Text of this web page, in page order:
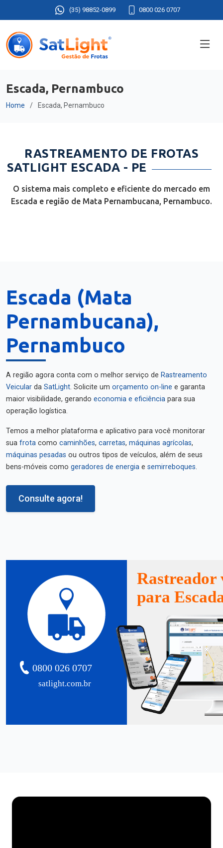
(35) 98852-0899 0800 026 0707
Escada, Pernambuco
Home Escada, Pernambuco
RASTREAMENTO DE FROTAS
SATLIGHT ESCADA - PE
O sistema mais completo e eficiente do mercado em
Escada e região de Mata Pernambucana, Pernambuco.
Escada (Mata
Pernambucana),
Pernambuco
A região agora conta com o melhor serviço de Rastreamento
Veicular da SatLight. Solicite um orçamento on-line e garanta
maior visibilidade, gerando economia e eficiência para sua
operação logística.
Temos a melhor plataforma e aplicativo para você monitorar
sua frota como caminhões, carretas, máquinas agrícolas,
máquinas pesadas ou outros tipos de veículos, além de seus
bens-móveis como geradores de energia e semirreboques.
Consulte agora!
satlight.com.br
0800 026 0707
Rastreador
para